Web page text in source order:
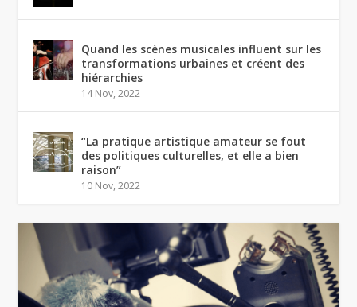
Quand les scènes musicales influent sur les
transformations urbaines et créent des
hiérarchies
14 Nov, 2022
“La pratique artistique amateur se fout
des politiques culturelles, et elle a bien
raison”
10 Nov, 2022